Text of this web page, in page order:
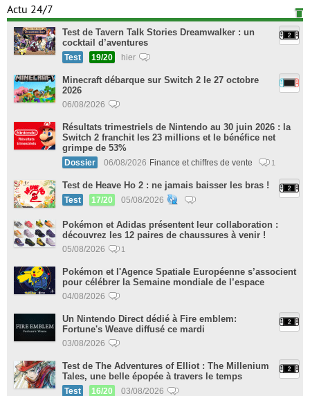
Actu 24/7
Test de Tavern Talk Stories Dreamwalker : un
cocktail d’aventures
Test 19/20 hier
Minecraft débarque sur Switch 2 le 27 octobre
2026
06/08/2026
Résultats trimestriels de Nintendo au 30 juin 2026 : la
Switch 2 franchit les 23 millions et le bénéfice net
grimpe de 53%
Dossier 06/08/2026 Finance et chiffres de vente 1
Test de Heave Ho 2 : ne jamais baisser les bras !
Test 17/20 05/08/2026
Pokémon et Adidas présentent leur collaboration :
découvrez les 12 paires de chaussures à venir !
05/08/2026 1
Pokémon et l'Agence Spatiale Européenne s’associent
pour célébrer la Semaine mondiale de l’espace
04/08/2026
Un Nintendo Direct dédié à Fire emblem:
Fortune's Weave diffusé ce mardi
03/08/2026
Test de The Adventures of Elliot : The Millenium
Tales, une belle épopée à travers le temps
Test 16/20 03/08/2026